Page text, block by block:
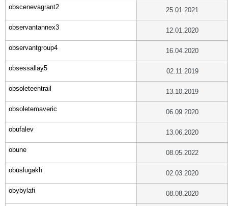
obscenevagrant2 25.01.2021
observantannex3 12.01.2020
observantgroup4 16.04.2020
obsessallay5 02.11.2019
obsoleteentrail 13.10.2019
obsoletemaveric 06.09.2020
obufalev 13.06.2020
obune 08.05.2022
obuslugakh 02.03.2020
obybylafi 08.08.2020